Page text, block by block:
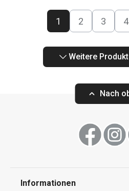
1 2 3 4
Weitere
Nach
Informationen